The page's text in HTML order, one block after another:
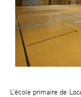
L’école primaire de